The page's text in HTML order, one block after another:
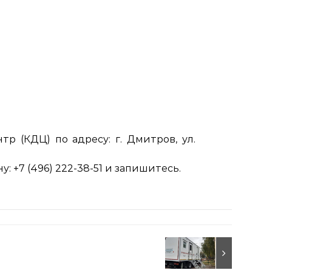
(КДЦ) по адресу: г. Дмитров, ул.
+7 (496) 222-38-51 и запишитесь.